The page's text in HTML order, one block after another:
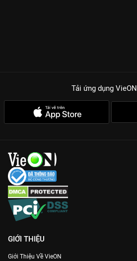
Tải ứng dụng VieON
GIỚI THIỆU
Giới Thiệu Về VieON